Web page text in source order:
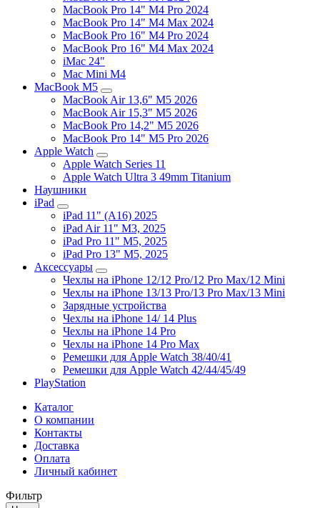
MacBook Pro 14" M4 Pro 2024
MacBook Pro 14" M4 Max 2024
MacBook Pro 16" M4 Pro 2024
MacBook Pro 16" M4 Max 2024
iMac 24"
Mac Mini M4
MacBook M5
MacBook Air 13,6" M5 2026
MacBook Air 15,3" M5 2026
MacBook Pro 14,2" M5 2026
MacBook Pro 14" M5 Pro 2026
Apple Watch
Apple Watch Series 11
Apple Watch Ultra 3 49mm Titanium
Наушники
iPad
iPad 11" (A16) 2025
iPad Air 11" M3, 2025
iPad Pro 11" M5, 2025
iPad Pro 13" M5, 2025
Аксессуары
Чехлы на iPhone 12/12 Pro/12 Pro Max/12 Mini
Чехлы на iPhone 13/13 Pro/13 Pro Max/13 Mini
Зарядные устройства
Чехлы на iPhone 14/ 14 Plus
Чехлы на iPhone 14 Pro
Чехлы на iPhone 14 Pro Max
Ремешки для Apple Watch 38/40/41
Ремешки для Apple Watch 42/44/45/49
PlayStation
Каталог
О компании
Контакты
Доставка
Оплата
Личный кабинет
Фильтр